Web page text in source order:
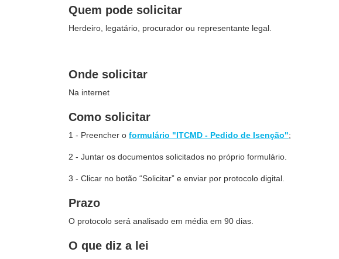
Quem pode solicitar
Herdeiro, legatário, procurador ou representante legal.
Onde solicitar
Na internet
Como solicitar
1 - Preencher o formulário "ITCMD - Pedido de Isenção";
2 - Juntar os documentos solicitados no próprio formulário.
3 - Clicar no botão “Solicitar” e enviar por protocolo digital.
Prazo
O protocolo será analisado em média em 90 dias.
O que diz a lei